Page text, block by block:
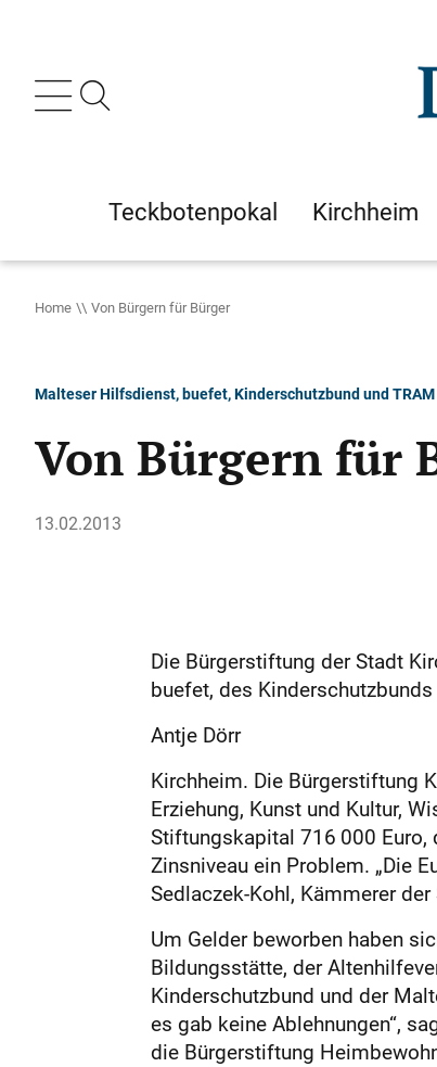
Teckbotenpokal Kirchheim
Home Von Bürgern für Bürger
Malteser Hilfsdienst, buefet, Kinderschutzbund und
Von Bürgern für
13.02.2013
Die Bürgerstiftung der Stadt
buefet, des
Antje Dörr
Kirchheim. Die Bürgerstiftung
Erziehung, Kunst und Kultur,
Stiftungskapital 716 000
Zinsniveau ein Problem. „Die
Sedlaczek-Kohl, Kämmerer
Um Gelder beworben haben
Bildungsstätte, der
Kinderschutzbund und der
es gab keine Ablehnungen“,
die Bürgerstiftung